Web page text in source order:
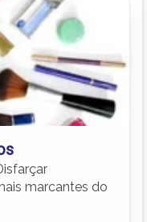
marcantes do